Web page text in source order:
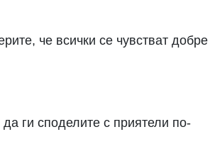
че всички се чувстват добре
ги споделите с приятели по-